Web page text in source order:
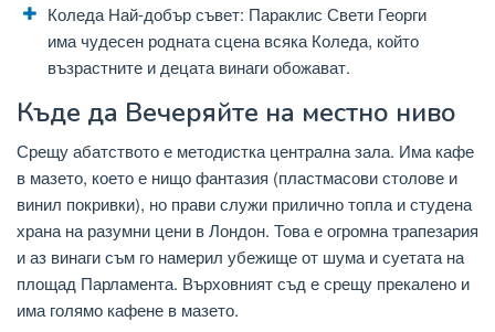
Коледа Най-добър съвет: Параклис Свети Георги
има чудесен родната сцена всяка Коледа, който
възрастните и децата винаги обожават.
Къде да Вечеряйте на местно ниво
Срещу абатството е методистка централна зала. Има кафе
в мазето, което е нищо фантазия (пластмасови столове и
винил покривки), но прави служи прилично топла и студена
храна на разумни цени в Лондон. Това е огромна трапезария
и аз винаги съм го намерил убежище от шума и суетата на
площад Парламента. Върховният съд е срещу прекалено и
има голямо кафене в мазето.